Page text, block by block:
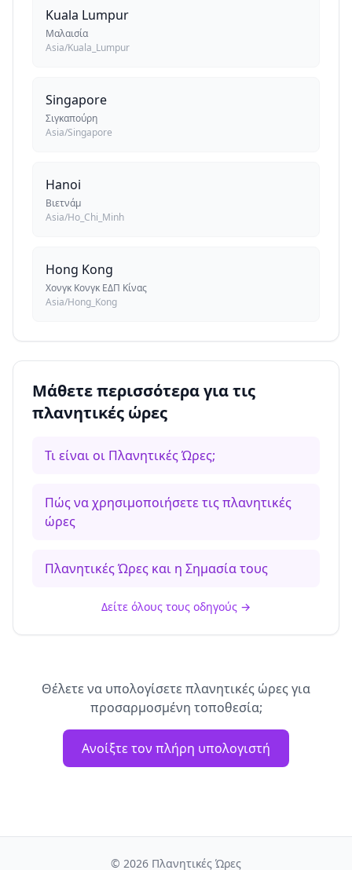
Kuala Lumpur
Μαλαισία
Asia/Kuala_Lumpur
Singapore
Σιγκαπούρη
Asia/Singapore
Hanoi
Βιετνάμ
Asia/Ho_Chi_Minh
Hong Kong
Χονγκ Κονγκ ΕΔΠ Κίνας
Asia/Hong_Kong
Μάθετε περισσότερα για τις
πλανητικές ώρες
Τι είναι οι Πλανητικές Ώρες;
Πώς να χρησιμοποιήσετε τις πλανητικές
ώρες
Πλανητικές Ώρες και η Σημασία τους
Δείτε όλους τους οδηγούς →
Θέλετε να υπολογίσετε πλανητικές ώρες για
προσαρμοσμένη τοποθεσία;
Ανοίξτε τον πλήρη υπολογιστή
© 2026 Πλανητικές Ώρες